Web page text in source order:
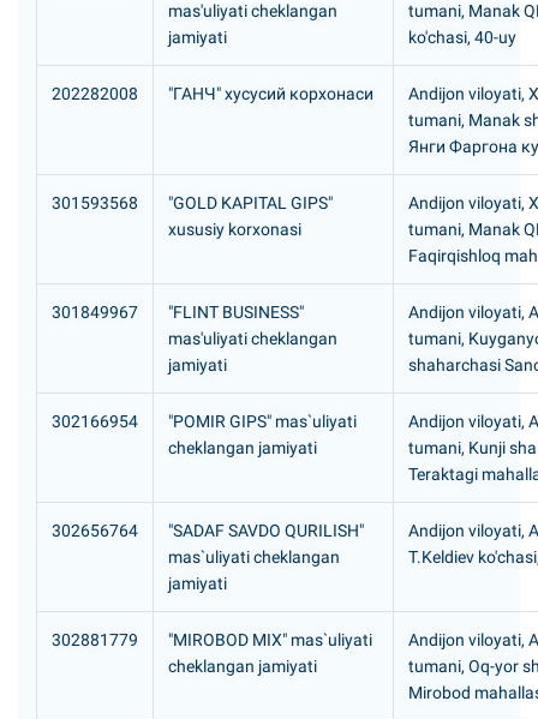
mas'uliyati cheklangan
jamiyati
tumani, Manak
ko'chasi, 40-uy
202282008 "ГАНЧ" хусусий корхонаси
Andijon viloyati,
tumani, Manak
Янги Фаргона
301593568
"GOLD KAPITAL GIPS"
xususiy korxonasi
Andijon viloyati,
tumani, Manak
Faqirqishloq
301849967
"FLINT BUSINESS"
mas'uliyati cheklangan
jamiyati
Andijon viloyati,
tumani,
shaharchasi
302166954
"POMIR GIPS" mas`uliyati
cheklangan jamiyati
Andijon viloyati,
tumani, Kunji
Teraktagi
302656764
"SADAF SAVDO QURILISH"
mas`uliyati cheklangan
jamiyati
Andijon viloyati,
T.Keldiev
302881779
"MIROBOD MIX" mas`uliyati
cheklangan jamiyati
Andijon viloyati,
tumani, Oq-yor
Mirobod